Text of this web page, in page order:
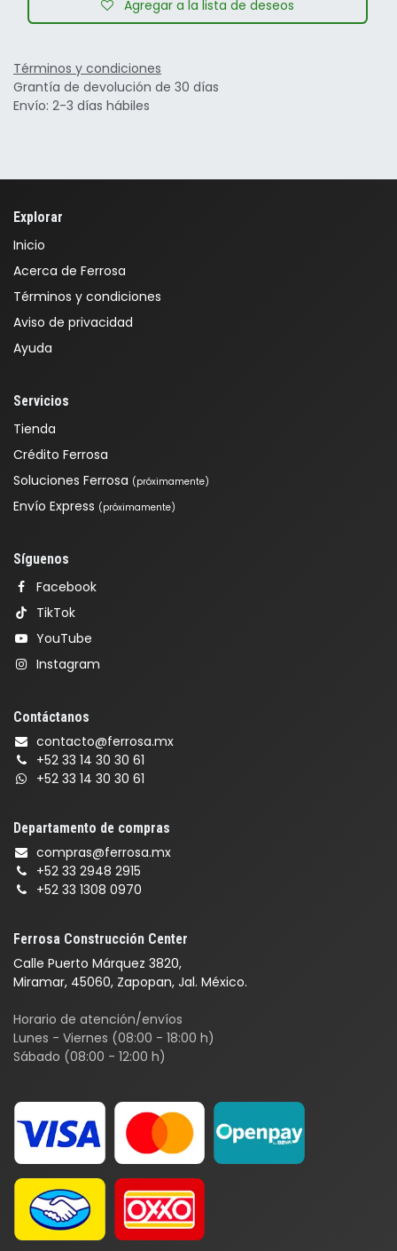
Agregar a la lista de deseos
Términos y condiciones
Grantía de devolución de 30 días
Envío: 2-3 días hábiles
Explorar
Inicio
Acerca de Ferrosa
Términos y condiciones
Aviso de privacidad
Ayuda
Servicios
Tienda
Crédito Ferrosa
Soluciones Ferrosa (próximamente)
Envío Express (próximamente)
Ferrosa Construcción Center
Calle Puerto Márquez 3820,
Miramar, 45060, Zapopan, Jal. México.
Horario de atención/envíos
Lunes - Viernes (08:00 - 18:00 h)
Sábado (08:00 - 12:00 h)
Síguenos
Facebook
TikTok
YouTube
Instagram
Contáctanos
contacto@ferrosa.mx
+52 33 14 30 30 61
+52 33 14 30 30 61
Departamento de compras
compras@ferrosa.mx
+52 33 2948 2915
+52 33 1308 0970